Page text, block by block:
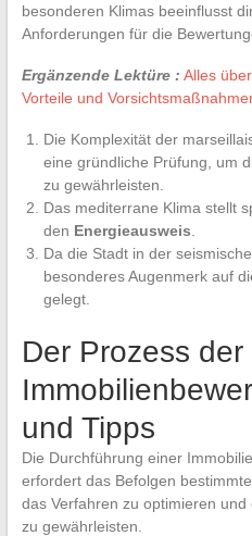
besonderen Klimas beeinflusst
Anforderungen für die
Ergänzende Lektüre : Alles
Vorteile und
Die Komplexität der
eine gründliche Prüfung, um
zu gewährleisten.
Das mediterrane Klima stellt
den Energieausweis
Da die Stadt in der
besonderes Augenmerk auf
gelegt.
Der Prozess der
und Tipps
Die Durchführung einer
erfordert das Befolgen
das Verfahren zu optimieren
zu gewährleisten.